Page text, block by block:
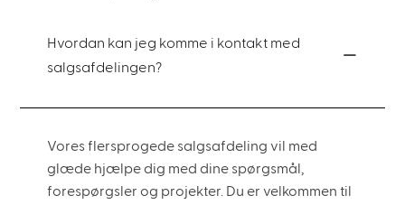
Hvordan kan jeg komme i kontakt med
salgsafdelingen?
Vores flersprogede salgsafdeling vil med
glæde hjælpe dig med dine spørgsmål,
forespørgsler og projekter. Du er velkommen til